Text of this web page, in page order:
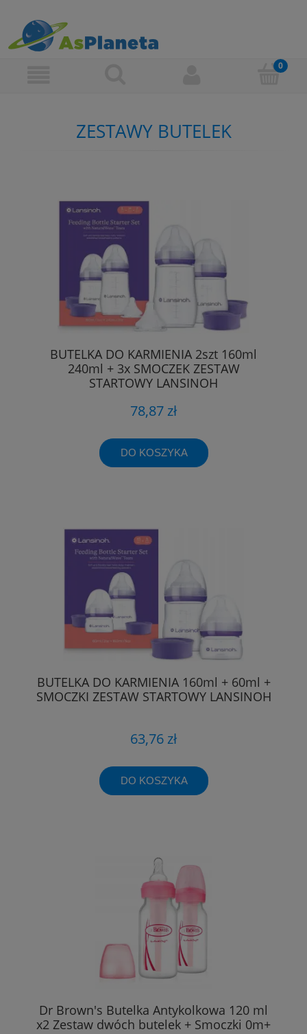
ZESTAWY BUTELEK
BUTELKA DO KARMIENIA 2szt 160ml
240ml + 3x SMOCZEK ZESTAW
STARTOWY LANSINOH
78,87 zł
DO KOSZYKA
BUTELKA DO KARMIENIA 160ml + 60ml +
SMOCZKI ZESTAW STARTOWY LANSINOH
63,76 zł
DO KOSZYKA
Dr Brown's Butelka Antykolkowa 120 ml
x2 Zestaw dwóch butelek + Smoczki 0m+